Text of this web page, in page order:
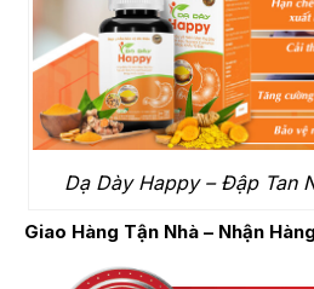
Dạ Dày Happy – Đập Tan
Giao Hàng Tận Nhà – Nhận